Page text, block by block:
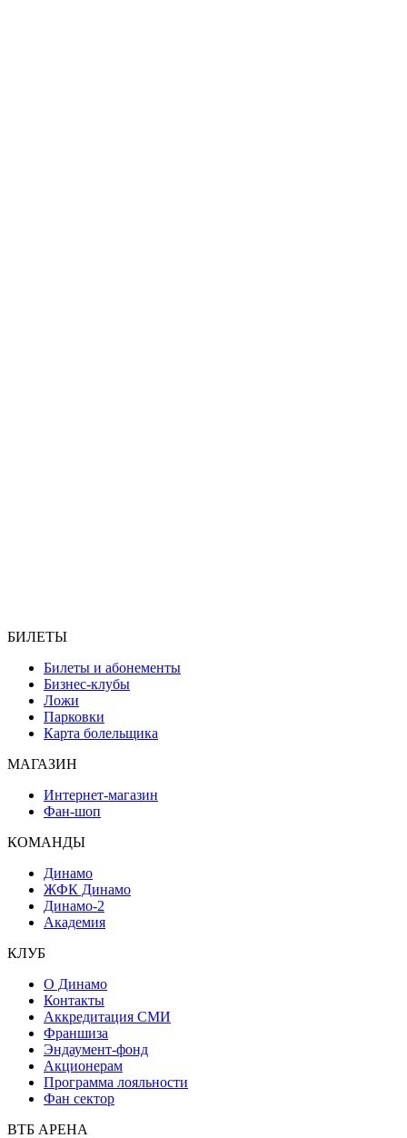
БИЛЕТЫ
Билеты и абонементы
Бизнес-клубы
Ложи
Парковки
Карта болельщика
МАГАЗИН
Интернет-магазин
Фан-шоп
КОМАНДЫ
Динамо
ЖФК Динамо
Динамо-2
Академия
КЛУБ
О Динамо
Контакты
Аккредитация СМИ
Франшиза
Эндаумент-фонд
Акционерам
Программа лояльности
Фан сектор
ВТБ АРЕНА